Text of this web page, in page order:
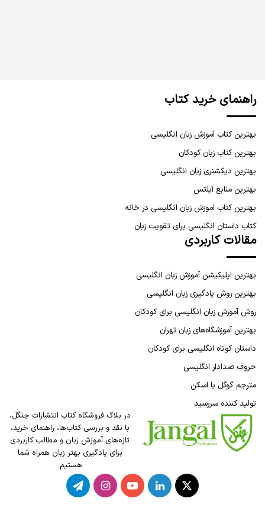
راهنمای خرید کتاب
بهترین کتاب آموزش زبان انگلیسی
بهترین کتاب زبان کودکان
بهترین دیکشنری زبان انگلیسی
بهترین منابع آیلتس
بهترین کتاب اموزش زبان انگلیسی در خانه
کتاب داستان انگلیسی برای تقویت زبان
مقالات کاربردی
بهترین اپلیکیشن آموزش زبان انگلیسی
بهترین روش یادگیری زبان انگلیسی
روش آموزش زبان انگلیسی برای کودکان
بهترین آموزشگاه‌های زبان تهران
داستان کوتاه انگلیسی برای کودکان
حروف صدادار انگلیسی
مترجم گوگل با اسکن
تولید کننده سررسید
در بلاگ فروشگاه کتاب انتشارات جنگل،
با نقد و بررسی کتاب‌ها، راهنمای خرید،
تازه‌های آموزش زبان و مطالب کاربردی
برای یادگیری بهتر زبان همراه شما
هستیم.
X لینکدینیوتیوباینستاگرامتلگرام